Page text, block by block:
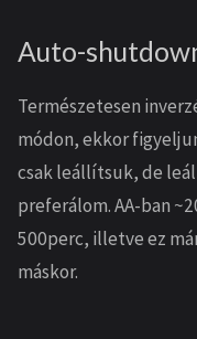
Auto-
Természetesen
módon, ekkor
csak leállítsuk, de
preferálom. AA-ban
500perc, illetve ez
máskor.